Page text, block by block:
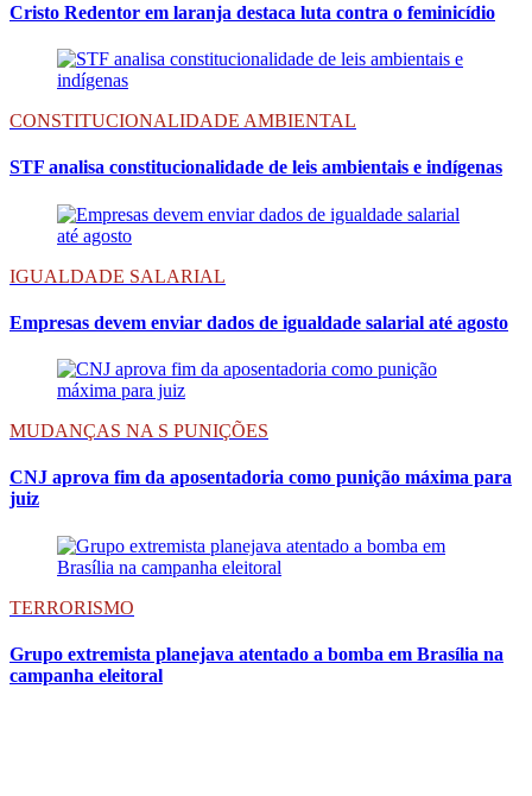
Cristo Redentor em laranja destaca luta contra o feminicídio
CONSTITUCIONALIDADE AMBIENTAL
STF analisa constitucionalidade de leis ambientais e indígenas
IGUALDADE SALARIAL
Empresas devem enviar dados de igualdade salarial até agosto
MUDANÇAS NA S PUNIÇÕES
CNJ aprova fim da aposentadoria como punição máxima para
juiz
TERRORISMO
Grupo extremista planejava atentado a bomba em Brasília na
campanha eleitoral